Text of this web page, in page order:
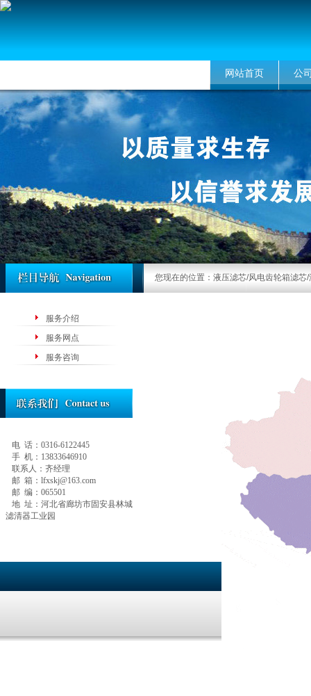
网站首页 公
电 话： 0316-6122445
手 机： 13833646910
联系人：齐经理
邮 箱： lfxskj@163.com
邮 编： 065501
地 址：河北省廊坊市固安县林城
滤清器工业园
服务介绍
服务网点
服务咨询
您现在的位置： 液压滤芯/风电齿轮箱滤芯